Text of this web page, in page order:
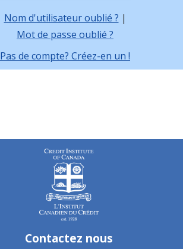
Nom d'utilisateur oublié ? |
Mot de passe oublié ?
Pas de compte? Créez-en un !
Contactez nous